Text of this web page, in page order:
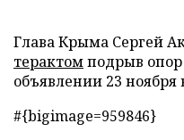
Глава Крыма Сергей
терактомподрыв
объявлении 23
#{bigimage=959846}